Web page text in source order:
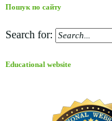
Пошук по сайту
Search for:
Educational website